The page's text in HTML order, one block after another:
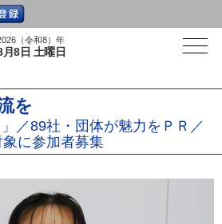
（令和8）年
月8日 土曜日
を
／89社・団体が魅力をＰＲ／
に参加者募集